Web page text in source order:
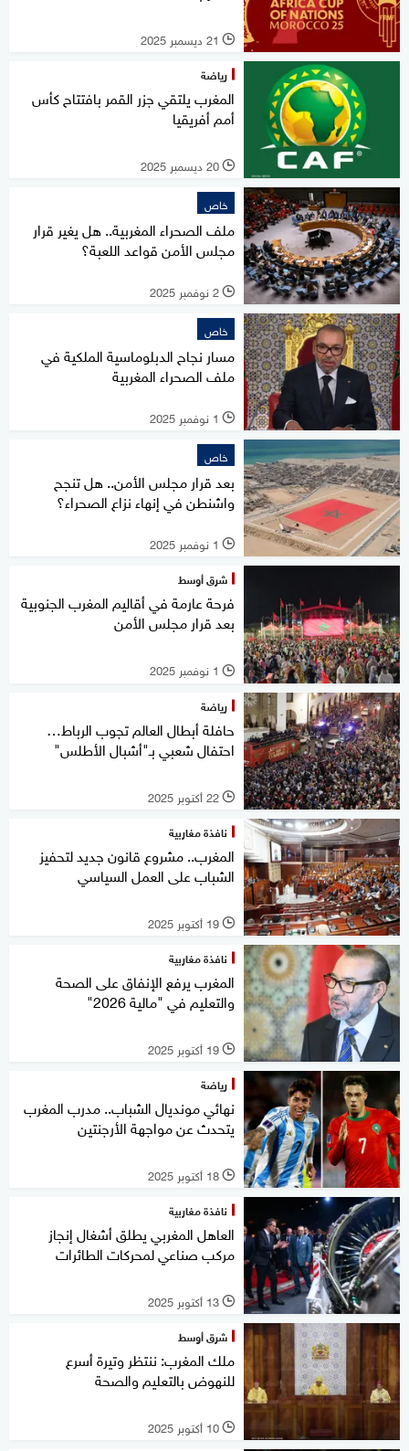
l 21 ديسمبر 2025
رياضة
المغرب يلتقي جزر القمر بافتتاح كأس
أمم أفريقيا
l 20 ديسمبر 2025
خاص
ملف الصحراء المغربية.. هل يغير قرار
مجلس الأمن قواعد اللعبة؟
l 2 نوفمبر 2025
خاص
مسار نجاح الدبلوماسية الملكية في
ملف الصحراء المغربية
l 1 نوفمبر 2025
خاص
بعد قرار مجلس الأمن.. هل تنجح
واشنطن في إنهاء نزاع الصحراء؟
l 1 نوفمبر 2025
شرق أوسط
فرحة عارمة في أقاليم المغرب الجنوبية
بعد قرار مجلس الأمن
l 1 نوفمبر 2025
رياضة
حافلة أبطال العالم تجوب الرباط…
احتفال شعبي بـ"أشبال الأطلس"
l 22 أكتوبر 2025
نافذة مغاربية
المغرب.. مشروع قانون جديد لتحفيز
الشباب على العمل السياسي
l 19 أكتوبر 2025
نافذة مغاربية
المغرب يرفع الإنفاق على الصحة
والتعليم في "مالية 2026"
l 19 أكتوبر 2025
رياضة
نهائي مونديال الشباب.. مدرب المغرب
يتحدث عن مواجهة الأرجنتين
l 18 أكتوبر 2025
نافذة مغاربية
العاهل المغربي يطلق أشغال إنجاز
مركب صناعي لمحركات الطائرات
l 13 أكتوبر 2025
شرق أوسط
ملك المغرب: ننتظر وتيرة أسرع
للنهوض بالتعليم والصحة
l 10 أكتوبر 2025